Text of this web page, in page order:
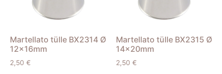
Martellato tülle BX2314 Ø
12x16mm
2,50 €
Martellato tülle BX2315 Ø
14x20mm
2,50 €